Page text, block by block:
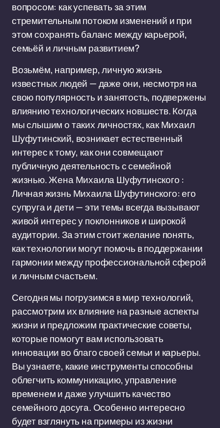
вопросом: как успевать за этим
стремительным потоком изменений и при
этом сохранять баланс между карьерой,
семьёй и личным развитием?
Возьмём, например, личную жизнь
известных людей — даже они, несмотря на
свою популярность и занятость, подвержены
влиянию технологических новшеств. Когда
мы слышим о таких личностях, как Михаил
Шуфутинский, возникает естественный
интерес к тому, как они совмещают
публичную деятельность с семейной
жизнью. Жена Михаила Шуфутинского :
Личная жизнь Михаила Шуфутинского: его
супруга и дети — эти темы всегда вызывают
живой интерес у поклонников и широкой
аудитории. За этим стоит желание понять,
как технологии могут помочь в поддержании
гармонии между профессиональной сферой
и личным счастьем.
Сегодня мы погрузимся в мир технологий,
рассмотрим их влияние на разные аспекты
жизни и предложим практические советы,
которые помогут вам использовать
инновации во благо своей семьи и карьеры.
Вы узнаете, какие инструменты способны
облегчить коммуникацию, управление
временем и даже улучшить качество
семейного досуга. Особенно интересно
будет взглянуть на примеры из жизни